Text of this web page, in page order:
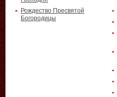
Рождество Пресвятой
Богородицы